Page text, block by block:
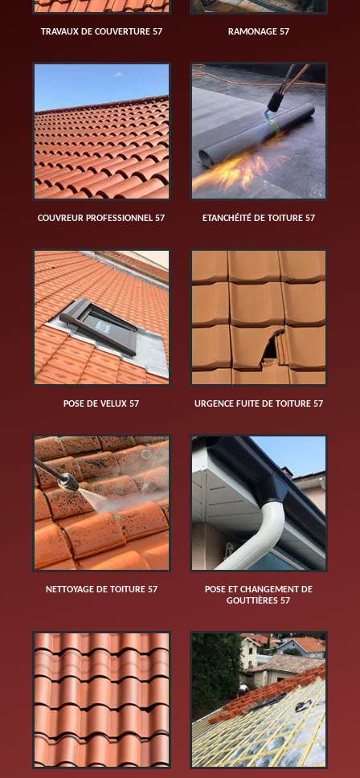
TRAVAUX DE COUVERTURE 57 RAMONAGE 57
COUVREUR PROFESSIONNEL 57 ETANCHÉITÉ DE TOITURE 57
POSE DE VELUX 57 URGENCE FUITE DE TOITURE 57
NETTOYAGE DE TOITURE 57
POSE ET CHANGEMENT DE
GOUTTIÈRES 57